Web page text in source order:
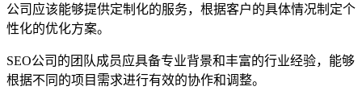
公司应该能够提供定制化的服务，根据客户的具体情况制定个
性化的优化方案。
SEO公司的团队成员应具备专业背景和丰富的行业经验，能够
根据不同的项目需求进行有效的协作和调整。